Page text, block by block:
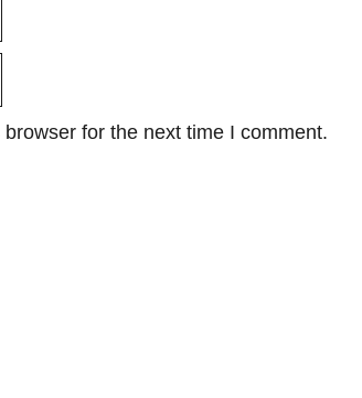
for the next time I comment.